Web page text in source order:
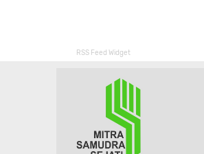
RSS Feed Widget